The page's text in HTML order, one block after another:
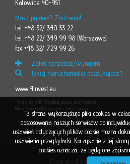
Katowice 40-951
Masz pytania? Zadzwoń!
tel. +48 32/ 340 33 22
tel. +48 22/ 349 99 98 (Warszawa)
fax +48 32/ 729 99 26
Zgłoś sprzedaż/wynajem
Jakiej nieruchomości poszukujesz?
www.4invest.eu
4invest © 2015. Wszelkie prawa zastrzeżone
Nieruchomości Komercyjne i Inwestycyjne
Program dla biur
Ta strona wykorzystuje pliki cookies w
dostosowania naszych serwisów do
ustawień dotyczących plików cookie można
ustawienia przeglądarki. Korzystanie z tej
cookies oznacza, że będą one